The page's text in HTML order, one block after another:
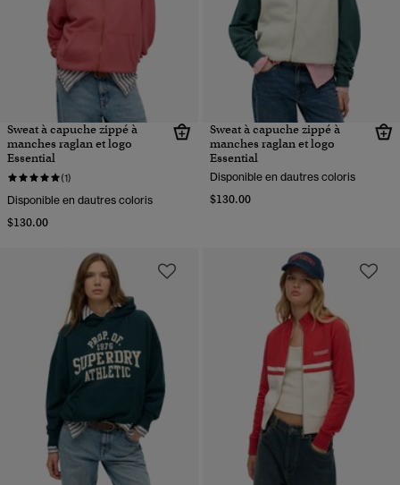
Sweat à capuche zippé à
manches raglan et logo
Essential
(1)
Disponible en dautres coloris
$130.00
Sweat à capuche zippé à
manches raglan et logo
Essential
Disponible en dautres coloris
$130.00